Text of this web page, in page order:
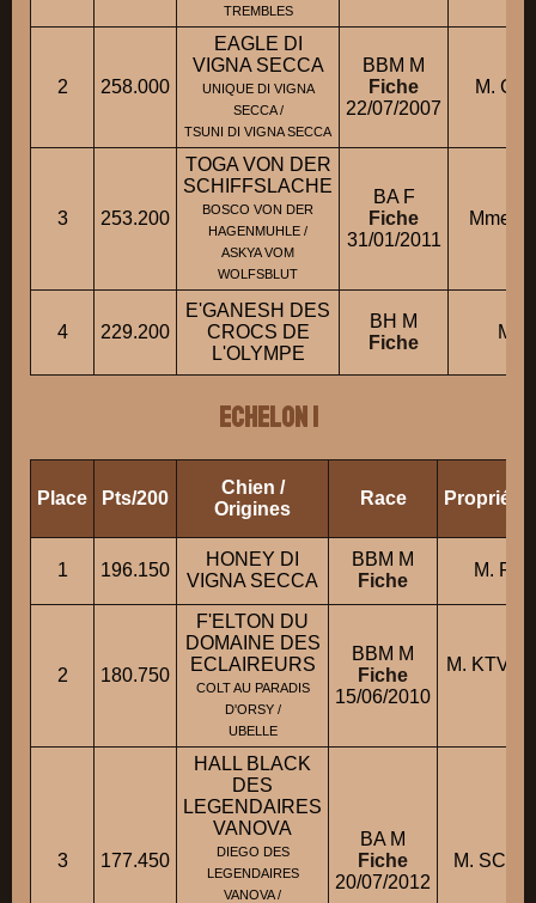
TREMBLES
2 258.000
EAGLE DI
VIGNA SECCA
UNIQUE DI VIGNA
SECCA /
TSUNI DI VIGNA SECCA
BBM M
Fiche
22/07/2007
M.
3 253.200
TOGA VON DER
SCHIFFSLACHE
BOSCO VON DER
HAGENMUHLE /
ASKYA VOM
WOLFSBLUT
BA F
Fiche
31/01/2011
Mme
4 229.200
E'GANESH DES
CROCS DE
L'OLYMPE
BH M
Fiche
M.
ECHELON 1
Place Pts/200
Chien /
Origines
Race
1 196.150
HONEY DI
VIGNA SECCA
BBM M
Fiche
M.
2 180.750
F'ELTON DU
DOMAINE DES
ECLAIREURS
COLT AU PARADIS
D'ORSY /
UBELLE
BBM M
Fiche
15/06/2010
M. KTV
3 177.450
HALL BLACK
DES
LEGENDAIRES
VANOVA
DIEGO DES
LEGENDAIRES
VANOVA /
BA M
Fiche
20/07/2012
M.